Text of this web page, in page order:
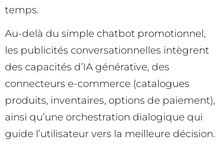
temps.
Au-delà du simple chatbot promotionnel,
les publicités conversationnelles intègrent
des capacités d’IA générative, des
connecteurs e-commerce (catalogues
produits, inventaires, options de paiement),
ainsi qu’une orchestration dialogique qui
guide l’utilisateur vers la meilleure décision.